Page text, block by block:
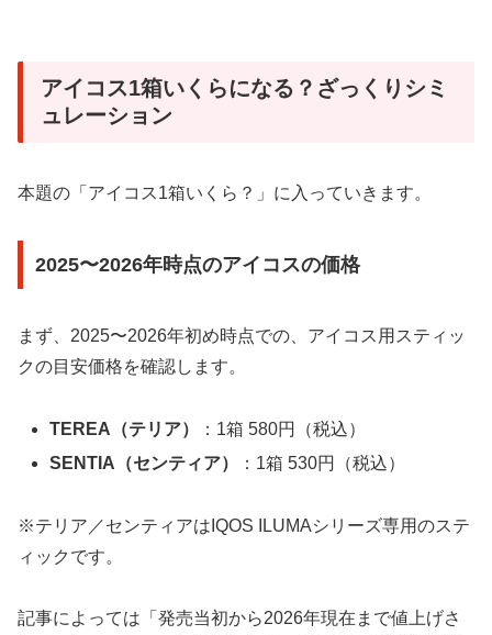
アイコス1箱いくらになる？ざっくりシミ
ュレーション
本題の「アイコス1箱いくら？」に入っていきます。
2025〜2026年時点のアイコスの価格
まず、2025〜2026年初め時点での、アイコス用スティッ
クの目安価格を確認します。
TEREA（テリア）
：1箱 580円（税込）
SENTIA（センティア）
：1箱 530円（税込）
※テリア／センティアはIQOS ILUMAシリーズ専用のステ
ィックです。
記事によっては「発売当初から2026年現在まで値上げさ